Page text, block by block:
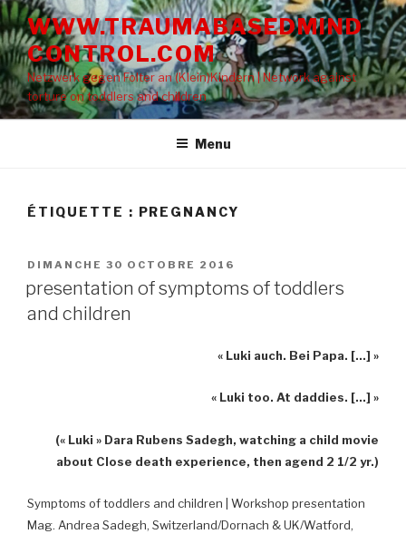
Aller
au
contenu
principal
WWW.TRAUMABASEDMIND
CONTROL.COM
Netzwerk gegen Folter an (Klein)Kindern | Network against
torture on toddlers and children
Menu
ÉTIQUETTE : PREGNANCY
PUBLIÉ
DIMANCHE 30 OCTOBRE 2016
presentation of symptoms of toddlers
and children
« Luki auch. Bei Papa. […] »
« Luki too. At daddies. […] »
(« Luki » Dara Rubens Sadegh, watching a child movie
about Close death experience, then agend 2 1/2 yr.)
Symptoms of toddlers and children | Workshop presentation
Mag. Andrea Sadegh, Switzerland/Dornach & UK/Watford,